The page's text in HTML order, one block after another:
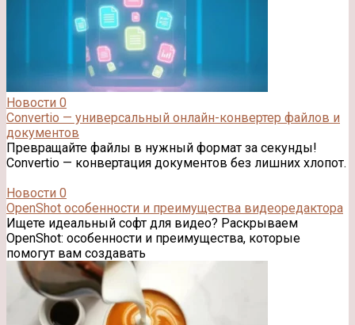
Новости 0
Convertio — универсальный онлайн-конвертер файлов и
документов
Превращайте файлы в нужный формат за секунды!
Convertio — конвертация документов без лишних хлопот.
Новости 0
OpenShot особенности и преимущества видеоредактора
Ищете идеальный софт для видео? Раскрываем
OpenShot: особенности и преимущества, которые
помогут вам создавать